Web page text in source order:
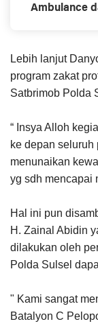
Ambulance
Lebih lanjut
program zakat
Satbrimob Polda
“ Insya Alloh
ke depan
menunaikan
yg sdh mencapai
Hal ini pun
H. Zainal Abidin
dilakukan oleh
Polda Sulsel
" Kami sangat
Batalyon C